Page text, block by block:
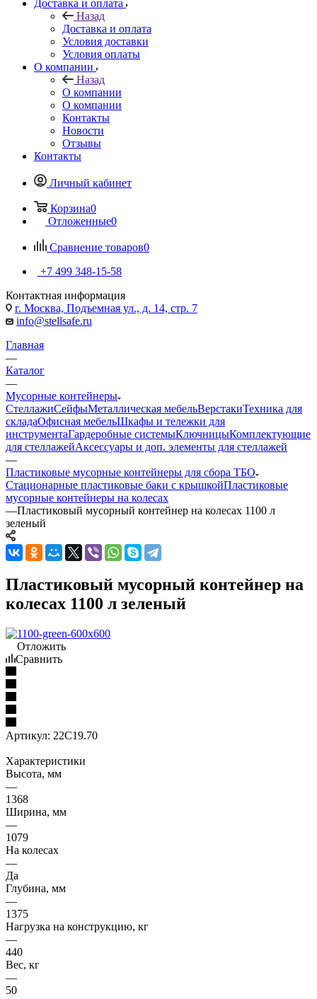
Доставка и оплата
Назад
Доставка и оплата
Условия доставки
Условия оплаты
О компании
Назад
О компании
О компании
Контакты
Новости
Отзывы
Контакты
Личный кабинет
Корзина0
Отложенные0
Сравнение товаров0
+7 499 348-15-58
Контактная информация
г. Москва, Подъемная ул., д. 14, стр. 7
info@stellsafe.ru
Главная
—
Каталог
—
Мусорные контейнеры
СтеллажиСейфыМеталлическая мебельВерстакиТехника для
складаОфисная мебельШкафы и тележки для
инструментаГардеробные системыКлючницыКомплектующие
для стеллажейАксессуары и доп. элементы для стеллажей
—
Пластиковые мусорные контейнеры для сбора ТБО
Стационарные пластиковые баки с крышкойПластиковые
мусорные контейнеры на колесах
—Пластиковый мусорный контейнер на колесах 1100 л
зеленый
Пластиковый мусорный контейнер на
колесах 1100 л зеленый
Отложить
Сравнить
Артикул: 22C19.70
Характеристики
Высота, мм
—
1368
Ширина, мм
—
1079
На колесах
—
Да
Глубина, мм
—
1375
Нагрузка на конструкцию, кг
—
440
Вес, кг
—
50